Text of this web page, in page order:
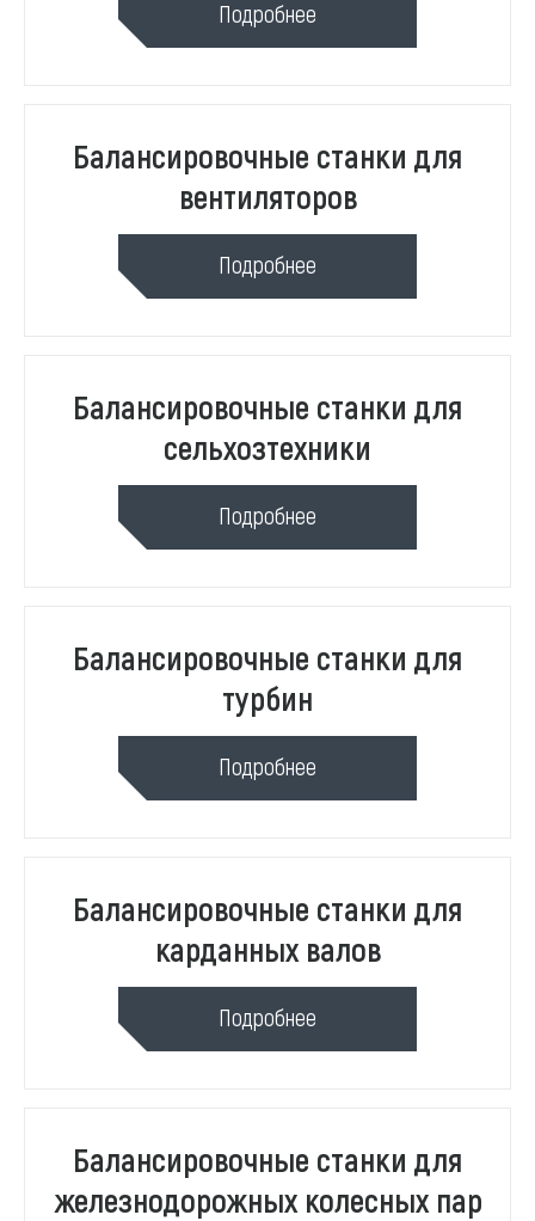
Подробнее
Балансировочные станки для
вентиляторов
Подробнее
Балансировочные станки для
сельхозтехники
Подробнее
Балансировочные станки для
турбин
Подробнее
Балансировочные станки для
карданных валов
Подробнее
Балансировочные станки для
железнодорожных колесных пар